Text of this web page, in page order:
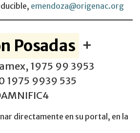
emendoza@origenac.org
Posadas +
1975 99 3953
1975 9939 535
directamente en su portal, en la